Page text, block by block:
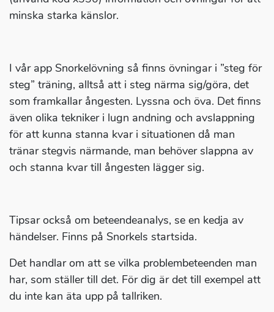
minska starka känslor.
I vår app Snorkelövning så finns övningar i ”steg för
steg” träning, alltså att i steg närma sig/göra, det
som framkallar ångesten. Lyssna och öva. Det finns
även olika tekniker i lugn andning och avslappning
för att kunna stanna kvar i situationen då man
tränar stegvis närmande, man behöver slappna av
och stanna kvar till ångesten lägger sig.
Tipsar också om beteendeanalys, se en kedja av
händelser. Finns på Snorkels startsida.
Det handlar om att se vilka problembeteenden man
har, som ställer till det. För dig är det till exempel att
du inte kan äta upp på tallriken.